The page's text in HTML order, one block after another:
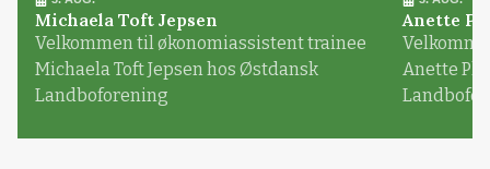
Michaela Toft Jepsen
Velkommen til økonomiassistent trainee
Michaela Toft Jepsen hos Østdansk
Landboforening
Anette
Anette